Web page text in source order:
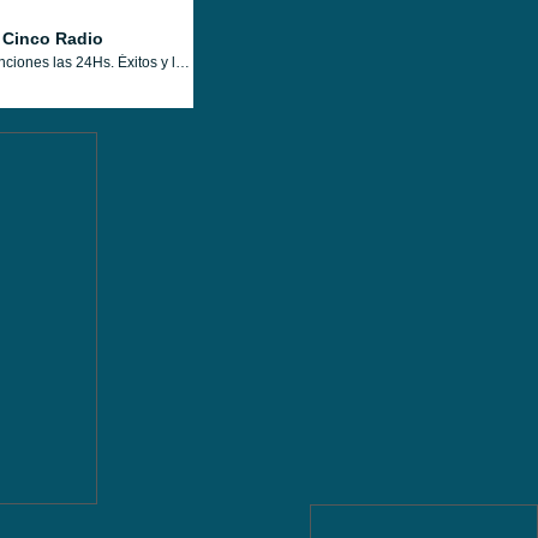
Cinco Radio
Canciones las 24Hs. Éxitos y lo más actual. Los primeros del ranking y los que marcaron una época, acompañados de un toque informativo.